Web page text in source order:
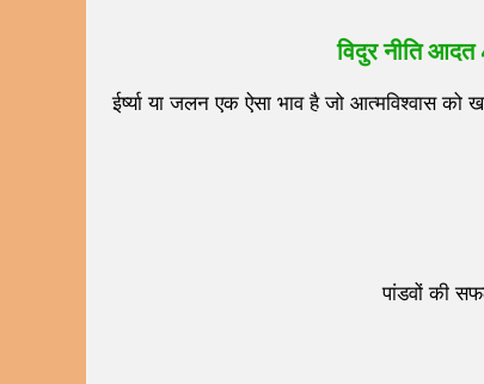
विदुर नीति आदत
ईर्ष्या या जलन एक ऐसा भाव है जो आत्मविश्वास
पांडवों की